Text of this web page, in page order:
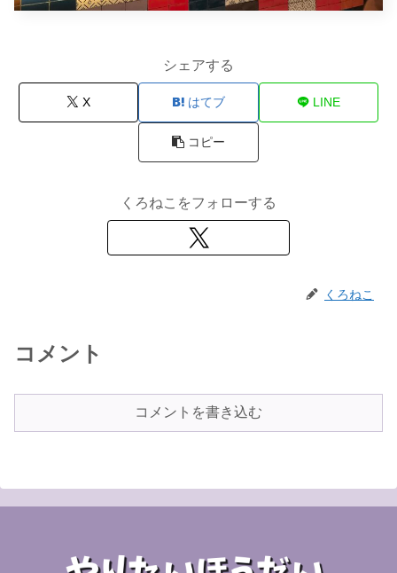
シェアする
X はてブ LINE
コピー
くろねこをフォローする
くろねこ
コメント
コメントを書き込む